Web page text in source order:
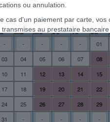
Ma Me Je Ve Sa
- - - - - 01
03
04 05 06 07 08
10
11 12 13 14 15
17
18 19 20 21 22
24
25 26 27 28 29
31
- - - - -
ou annulation.
cas d'un paiement par carte, vos
transmises au prestataire
conformément à la directive
personnelles sont
détruites en fin d'année et ne
cas transmises à d'autres
de réservation est sécurisé et ne